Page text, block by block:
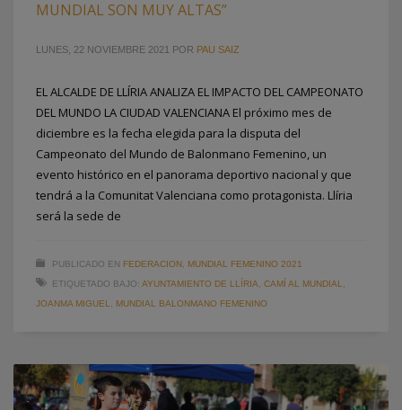
MUNDIAL SON MUY ALTAS”
LUNES, 22 NOVIEMBRE 2021 POR PAU SAIZ
EL ALCALDE DE LLÍRIA ANALIZA EL IMPACTO DEL CAMPEONATO
DEL MUNDO LA CIUDAD VALENCIANA El próximo mes de
diciembre es la fecha elegida para la disputa del
Campeonato del Mundo de Balonmano Femenino, un
evento histórico en el panorama deportivo nacional y que
tendrá a la Comunitat Valenciana como protagonista. Llíria
será la sede de
PUBLICADO EN FEDERACION
MUNDIAL FEMENINO 2021
ETIQUETADO BAJO: AYUNTAMIENTO DE LLÍRIA CAMÍ AL MUNDIAL
JOANMA MIGUEL
MUNDIAL BALONMANO FEMENINO